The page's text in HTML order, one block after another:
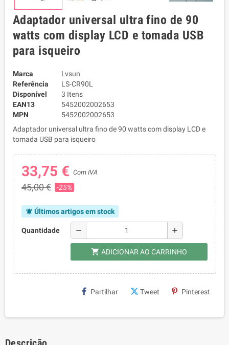
Adaptador universal ultra fino de 90
watts com display LCD e tomada USB
para isqueiro
Marca
Lvsun
Referência
LS-CR90L
Disponível
3 Itens
EAN13
5452002002653
MPN
5452002002653
Adaptador universal ultra fino de 90 watts com display LCD e
tomada USB para isqueiro
33,75 € Com IVA
45,00 € -25%
notifications_active Últimos artigos em stock
Quantidade remove add
shopping_cart ADICIONAR AO CARRINHO
Partilhar Tweet Pinterest